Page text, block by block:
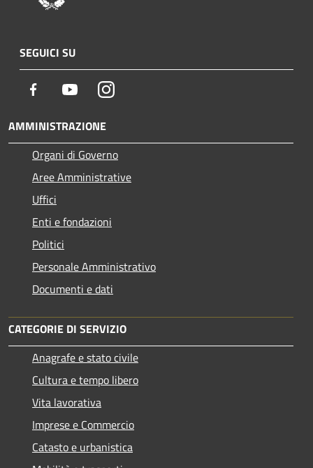
SEGUICI SU
Facebook YoutubeInstagram
AMMINISTRAZIONE
Organi di Governo
Aree Amministrative
Uffici
Enti e fondazioni
Politici
Personale Amministrativo
Documenti e dati
CATEGORIE DI SERVIZIO
Anagrafe e stato civile
Cultura e tempo libero
Vita lavorativa
Imprese e Commercio
Catasto e urbanistica